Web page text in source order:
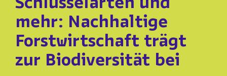
FAQ häufige Fragen
Kontakt
mehr: Nachhaltige
Forstwirtschaft trägt
zur Biodiversität bei